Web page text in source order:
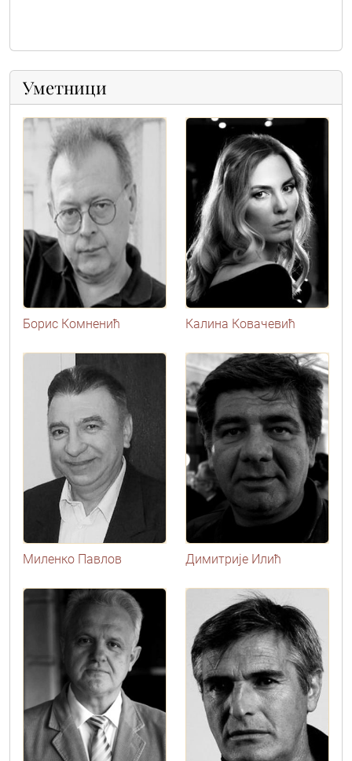
Уметници
Борис Комненић Калина Ковачевић
Миленко Павлов Димитрије Илић